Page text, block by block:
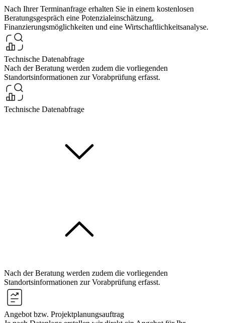
Nach Ihrer Terminanfrage erhalten Sie in einem kostenlosen
Beratungsgespräch eine Potenzialeinschätzung,
Finanzierungsmöglichkeiten und eine Wirtschaftlichkeitsanalyse.
Technische Datenabfrage
Nach der Beratung werden zudem die vorliegenden
Standortsinformationen zur Vorabprüfung erfasst.
Technische Datenabfrage
Nach der Beratung werden zudem die vorliegenden
Standortsinformationen zur Vorabprüfung erfasst.
Angebot bzw. Projektplanungsauftrag